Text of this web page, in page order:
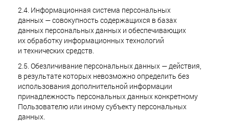
2.4. Информационная система персональных
данных — совокупность содержащихся в базах
данных персональных данных и обеспечивающих
их обработку информационных технологий
и технических средств.
2.5. Обезличивание персональных данных — действия,
в результате которых невозможно определить без
использования дополнительной информации
принадлежность персональных данных конкретному
Пользователю или иному субъекту персональных
данных.